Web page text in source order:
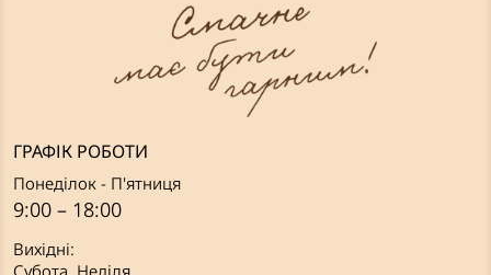
ГРАФІК РОБОТИ
Понеділок - П'ятниця
9:00 – 18:00
Вихідні: